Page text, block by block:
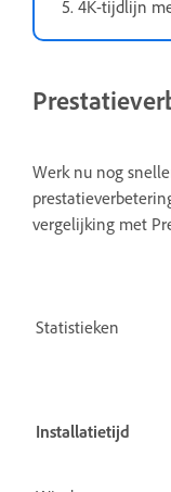
4K-tijdlijn
Werk nu nog
vergelijking met
Statistieken
Installatietijd